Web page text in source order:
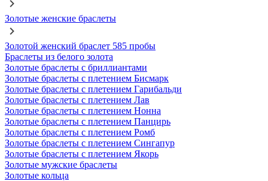
Золотые женские браслеты
Золотой женский браслет 585 пробы
Браслеты из белого золота
Золотые браслеты с бриллиантами
Золотые браслеты с плетением Бисмарк
Золотые браслеты с плетением Гарибальди
Золотые браслеты с плетением Лав
Золотые браслеты с плетением Нонна
Золотые браслеты с плетением Панцирь
Золотые браслеты с плетением Ромб
Золотые браслеты с плетением Сингапур
Золотые браслеты с плетением Якорь
Золотые мужские браслеты
Золотые кольца